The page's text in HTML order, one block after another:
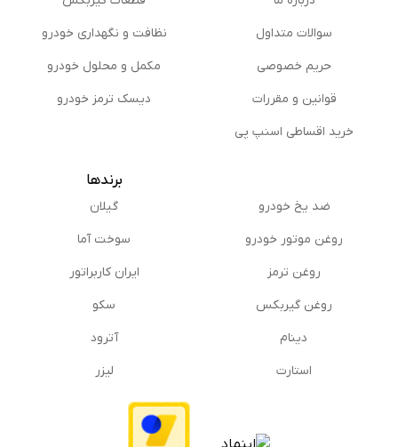
سوالات متداول
حریم خصوصی
قوانین و مقررات
خرید اقساطی اسنپ پی
نظافت و نگهداری خودرو
مكمل و محلول خودرو
دیسک ترمز خودرو
ضد یخ خودرو
روغن موتور خودرو
روغن ترمز
روغن گیربكس
دینام
استارت
برندها
گیلان
سوخت آما
ایران کاربراتور
سکو
آترود
لیزر